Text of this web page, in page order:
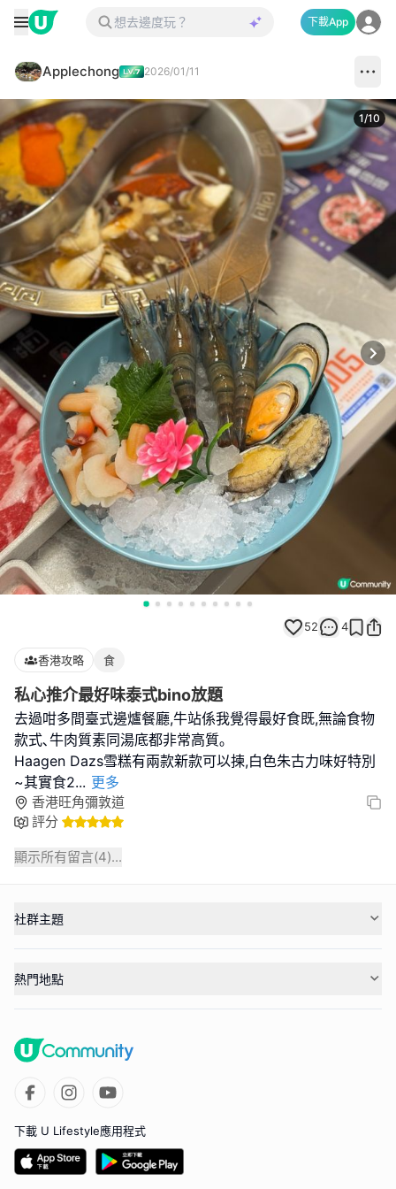
下載App
Applechong 2026/01/11
1/10
52 4
香港攻略 食
私心推介最好味泰式bino放題
去過咁多間臺式邊爐餐廳,牛站係我覺得最好食既,無論食物
款式､牛肉質素同湯底都非常高質｡
Haagen Dazs雪糕有兩款新款可以揀,白色朱古力味好特別
~其實食2... 更多
香港旺角彌敦道
評分
顯示所有留言(4)...
社群主題
熱門地點
下載 U Lifestyle應用程式